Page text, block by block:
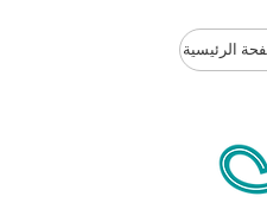
الرئيسية